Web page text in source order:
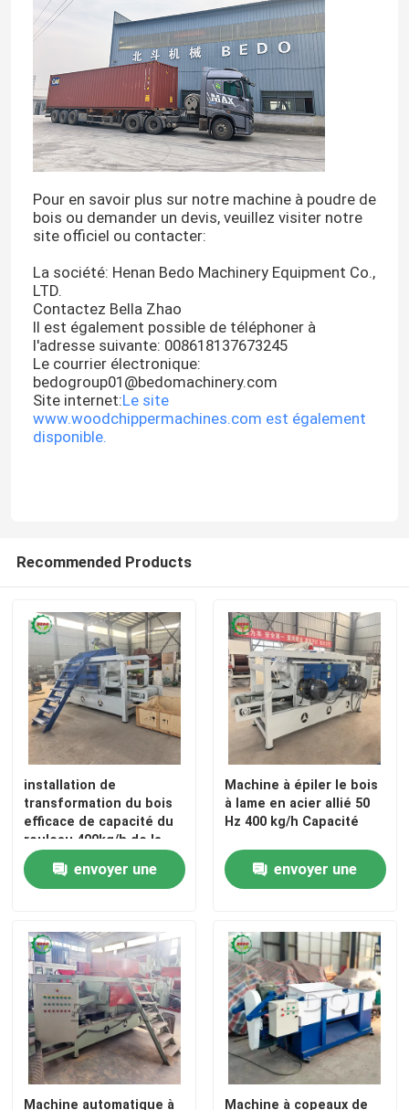
À la maison
Produits
À propos de nous
Visite de l'usine
Contrôle de la qualité
Machine en bois de broyeur
Machine en bois de sciure
Sécheuse de sciure
Machine de fabrication de blocs de sciure de bois
Coupeuse de blocs
Machine à peler le bois
Machine à déchiqueter le bois
Machine de copeaux en bois
Pour en savoir plus sur notre machine à poudre de
bois ou demander un devis, veuillez visiter notre
site officiel ou contacter:
La société: Henan Bedo Machinery Equipment Co.,
LTD.
Contactez Bella Zhao
Il est également possible de téléphoner à
l'adresse suivante: 008618137673245
Le courrier électronique:
bedogroup01@bedomachinery.com
Site internet:Le site
www.woodchippermachines.com est également
disponible.
Recommended Products
installation de
transformation du bois
efficace de capacité du
rouleau 400kg/h de la
machine 125mm de
copeaux en bois 7.5kw
envoyer une
Machine à épiler le bois
à lame en acier allié 50
Hz 400 kg/h Capacité
envoyer une
Machine automatique à
Machine à copeaux de